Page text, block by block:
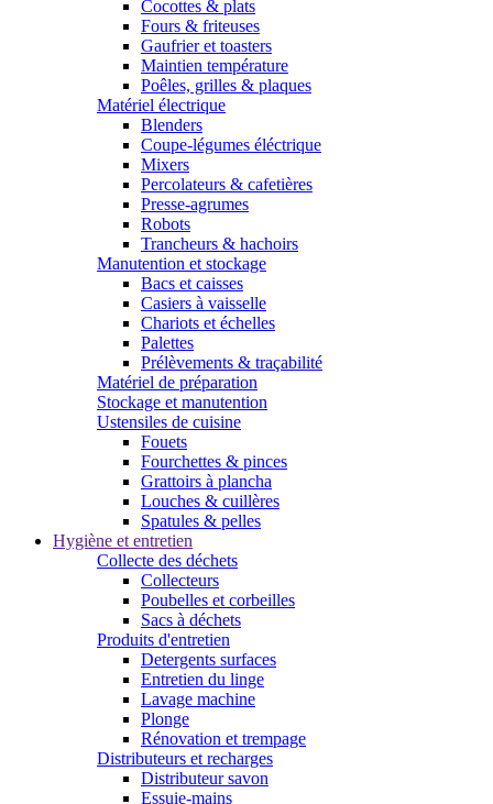
Cocottes & plats
Fours & friteuses
Gaufrier et toasters
Maintien température
Poêles, grilles & plaques
Matériel électrique
Blenders
Coupe-légumes éléctrique
Mixers
Percolateurs & cafetières
Presse-agrumes
Robots
Trancheurs & hachoirs
Manutention et stockage
Bacs et caisses
Casiers à vaisselle
Chariots et échelles
Palettes
Prélèvements & traçabilité
Matériel de préparation
Stockage et manutention
Ustensiles de cuisine
Fouets
Fourchettes & pinces
Grattoirs à plancha
Louches & cuillères
Spatules & pelles
Hygiène et entretien
Collecte des déchets
Collecteurs
Poubelles et corbeilles
Sacs à déchets
Produits d'entretien
Detergents surfaces
Entretien du linge
Lavage machine
Plonge
Rénovation et trempage
Distributeurs et recharges
Distributeur savon
Essuie-mains